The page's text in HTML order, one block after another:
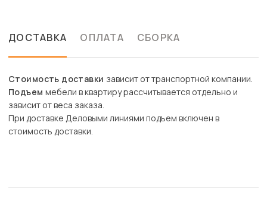
ДОСТАВКА ОПЛАТА СБОРКА
Стоимость доставки зависит от транспортной компании.
Подъем мебели в квартиру рассчитывается отдельно и
зависит от веса заказа.
При доставке Деловыми линиями подъем включен в
стоимость доставки.